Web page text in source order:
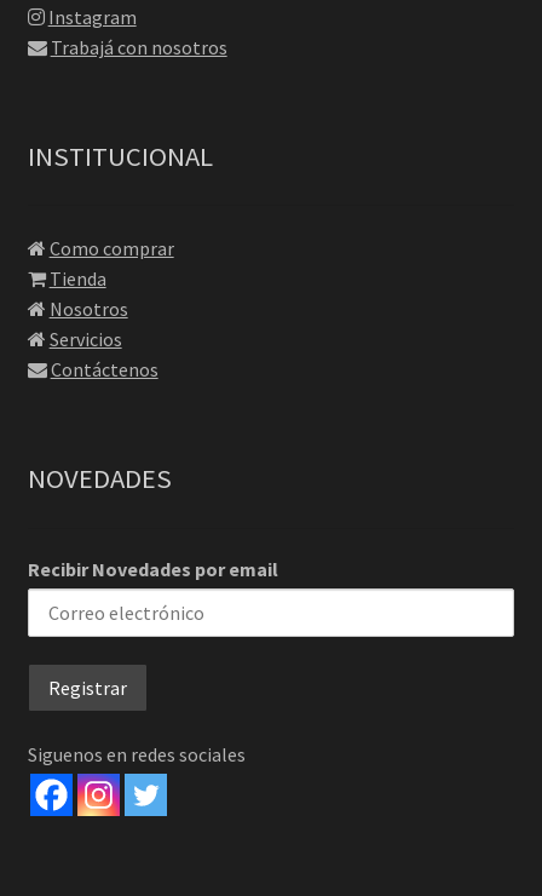
Instagram
Trabajá con nosotros
INSTITUCIONAL
Como comprar
Tienda
Nosotros
Servicios
Contáctenos
NOVEDADES
Recibir Novedades por email
Siguenos en redes sociales